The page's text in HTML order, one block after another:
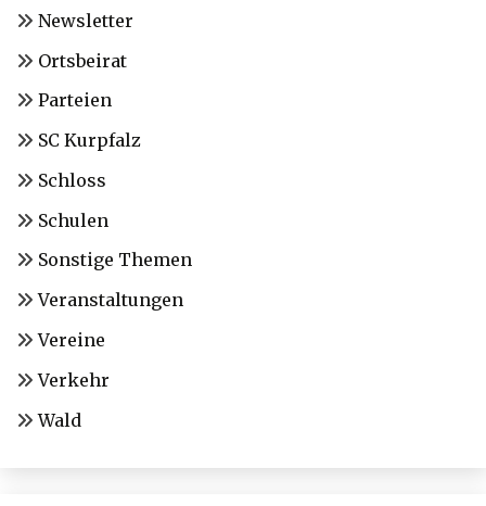
Newsletter
Ortsbeirat
Parteien
SC Kurpfalz
Schloss
Schulen
Sonstige Themen
Veranstaltungen
Vereine
Verkehr
Wald